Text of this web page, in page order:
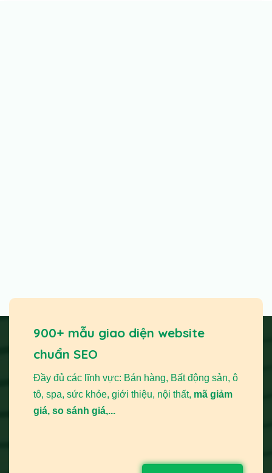
900+ mẫu giao diện website
chuẩn SEO
Đầy đủ các lĩnh vực: Bán hàng, Bất động sản, ô
tô, spa, sức khỏe, giới thiệu, nội thất, mã giảm
giá, so sánh giá,...